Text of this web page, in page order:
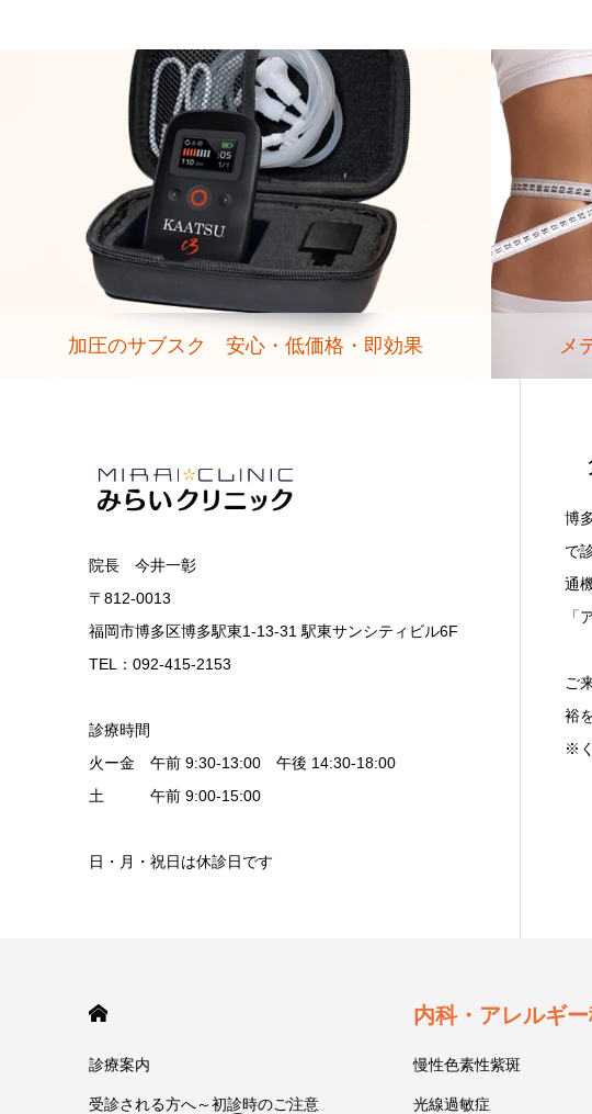
加圧のサブスク 安心・低価格・即効果 メ
院長 今井一彰
〒812-0013
福岡市博多区博多駅東1-13-31 駅東サンシティビル6F
TEL：092-415-2153
診療時間
火ー金 午前 9:30-13:00 午後 14:30-18:00
土 午前 9:00-15:00
日・月・祝日は休診日です
博
で
通
「
ご
裕
※
診療案内
受診される方へ～初診時のご注意
内科・アレルギ
慢性色素性紫斑
光線過敏症